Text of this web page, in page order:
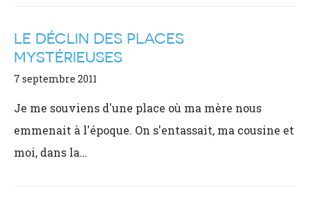
LE DÉCLIN DES PLACES
MYSTÉRIEUSES
7 septembre 2011
Je me souviens d'une place où ma mère nous
emmenait à l'époque. On s'entassait, ma cousine et
moi, dans la…